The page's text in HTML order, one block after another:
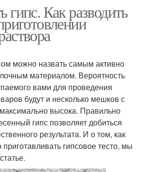
гипс. Как разводить
можно назвать самым активно
материалом. Вероятность
вами для проведения
будут и несколько мешков с
высока. Правильно
гипс позволяет добиться
результата. И о том, как
гипсовое тесто, мы